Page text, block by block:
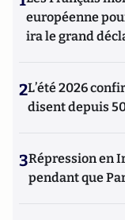
européenne
ira le grand
2L’été 2026
disent depuis
3Répression en
pendant que